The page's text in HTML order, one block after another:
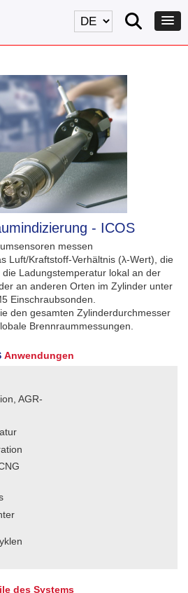
- ICOS
messen
Luft/Kraftstoff-Verhältnis (λ-Wert), die
Ladungstemperatur lokal an der
an anderen Orten im Zylinder unter
Einschraubsonden.
den gesamten Zylinderdurchmesser
Brennraummessungen.
Anwendungen
AGR-
des Systems